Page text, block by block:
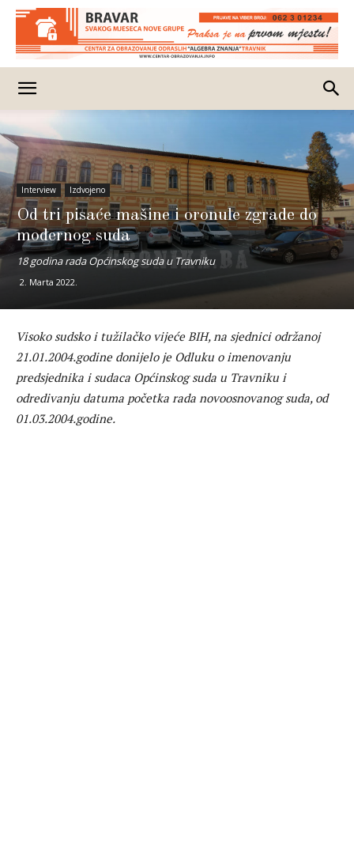
Interview Izdvojeno
Od tri pisaće mašine i oronule zgrade do
modernog suda
18 godina rada Općinskog suda u Travniku
2. Marta 2022.
Visoko sudsko i tužilačko vijeće BIH, na sjednici održanoj
21.01.2004.godine donijelo je Odluku o imenovanju
predsjednika i sudaca Općinskog suda u Travniku i
odredivanju datuma početka rada novoosnovanog suda, od
01.03.2004.godine.